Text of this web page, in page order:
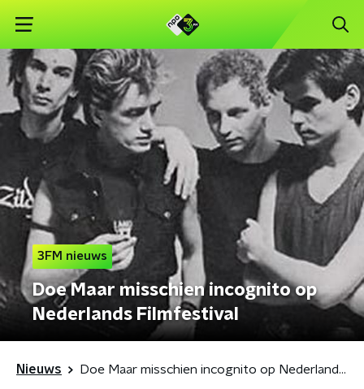
3FM nieuws
Doe Maar misschien incognito op
Nederlands Filmfestival
Nieuws Doe Maar misschien incognito op Nederlands Filmfestival